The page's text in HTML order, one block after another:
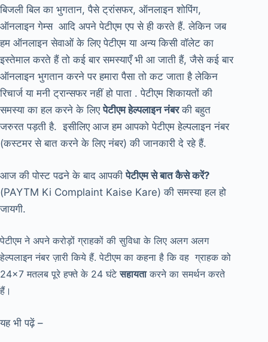
बिजली बिल का भुगतान, पैसे ट्रांसफर, ऑनलाइन शोपिंग,
ऑनलाइन गेम्स आदि अपने पेटीएम एप से ही करते हैं. लेकिन जब
हम ऑनलाइन सेवाओं के लिए पेटीएम या अन्य किसी वॉलेट का
इस्तेमाल करते हैं तो कई बार समस्याएँ भी आ जाती हैं, जैसे कई बार
ऑनलाइन भुगतान करने पर हमारा पैसा तो कट जाता है लेकिन
रिचार्ज या मनी ट्रान्सफर नहीं हो पाता . पेटीएम शिकायतों की
समस्या का हल करने के लिएपेटीएम हेल्पलाइन नंबरकी बहुत
जरुरत पड़ती है. इसीलिए आज हम आपको पेटीएम हेल्पलाइन नंबर
(कस्टमर से बात करने के लिए नंबर) की जानकारी दे रहे हैं.
आज की पोस्ट पढने के बाद आपकीपेटीएम से बात कैसे करें?
(PAYTM Ki Complaint Kaise Kare) की समस्या हल हो
जायगी.
पेटीएम ने अपने करोड़ों ग्राहकों की सुविधा के लिए अलग अलग
हेल्पलाइन नंबर ज़ारी किये हैं. पेटीएम का कहना है कि वह ग्राहक को
24×7 मतलब पूरे हफ्ते के 24 घंटेसहायताकरने का समर्थन करते
हैं।
यह भी पढ़ें –